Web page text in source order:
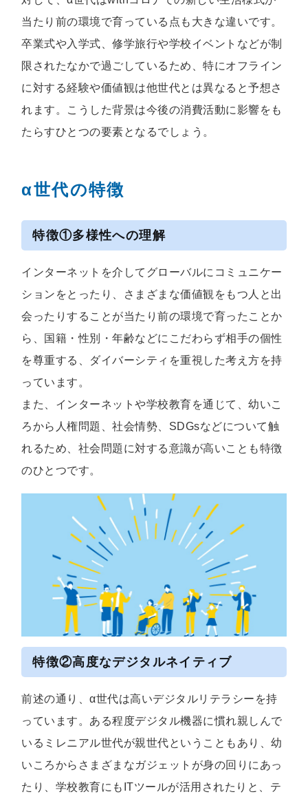
当たり前の環境で育っている点も大きな違いです。
卒業式や入学式、修学旅行や学校イベントなどが制
限されたなかで過ごしているため、特にオフライン
に対する経験や価値観は他世代とは異なると予想さ
れます。こうした背景は今後の消費活動に影響をも
たらすひとつの要素となるでしょう。
α世代の特徴
特徴①多様性への理解
インターネットを介してグローバルにコミュニケー
ションをとったり、さまざまな価値観をもつ人と出
会ったりすることが当たり前の環境で育ったことか
ら、国籍・性別・年齢などにこだわらず相手の個性
を尊重する、ダイバーシティを重視した考え方を持
っています。
また、インターネットや学校教育を通じて、幼いこ
ろから人権問題、社会情勢、SDGsなどについて触
れるため、社会問題に対する意識が高いことも特徴
のひとつです。
特徴②高度なデジタルネイティブ
前述の通り、α世代は高いデジタルリテラシーを持
っています。ある程度デジタル機器に慣れ親しんで
いるミレニアル世代が親世代ということもあり、幼
いころからさまざまなガジェットが身の回りにあっ
たり、学校教育にもITツールが活用されたりと、テ